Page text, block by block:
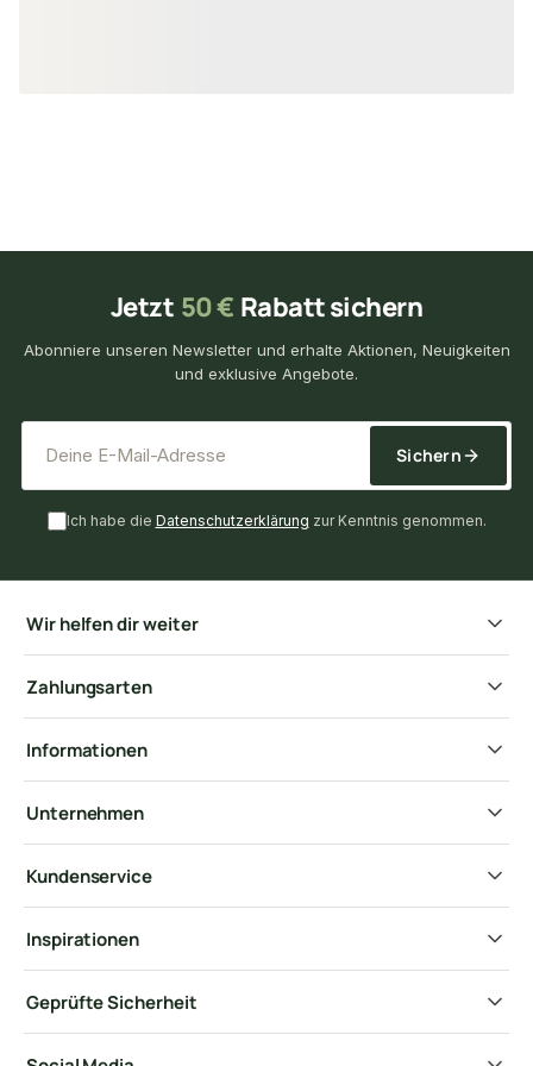
Jetzt 50 € Rabatt sichern
Abonniere unseren Newsletter und erhalte Aktionen, Neuigkeiten
und exklusive Angebote.
Sichern
Ich habe die Datenschutzerklärung zur Kenntnis genommen.
Wir helfen dir weiter
Zahlungsarten
Informationen
Unternehmen
Kundenservice
Inspirationen
Geprüfte Sicherheit